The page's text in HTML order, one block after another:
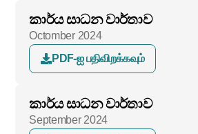
කාර්ය සාධන වාර්තාව
Octomber 2024
PDF-ஐ பதிவிறக்கவும்
කාර්ය සාධන වාර්තාව
September 2024